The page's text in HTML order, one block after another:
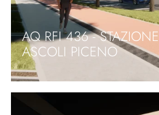
AQ RFI 436 - STAZIONE
ASCOLI PICENO